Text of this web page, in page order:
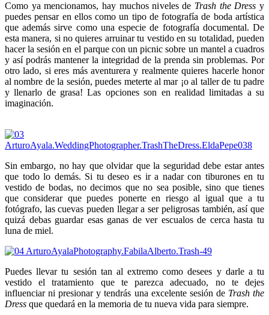
Como ya mencionamos, hay muchos niveles de Trash the Dress y
puedes pensar en ellos como un tipo de fotografía de boda artística
que además sirve como una especie de fotografía documental. De
esta manera, si no quieres arruinar tu vestido en su totalidad, pueden
hacer la sesión en el parque con un picnic sobre un mantel a cuadros
y así podrás mantener la integridad de la prenda sin problemas. Por
otro lado, si eres más aventurera y realmente quieres hacerle honor
al nombre de la sesión, puedes meterte al mar ¡o al taller de tu padre
y llenarlo de grasa! Las opciones son en realidad limitadas a su
imaginación.
Sin embargo, no hay que olvidar que la seguridad debe estar antes
que todo lo demás. Si tu deseo es ir a nadar con tiburones en tu
vestido de bodas, no decimos que no sea posible, sino que tienes
que considerar que puedes ponerte en riesgo al igual que a tu
fotógrafo, las cuevas pueden llegar a ser peligrosas también, así que
quizá debas guardar esas ganas de ver escualos de cerca hasta tu
luna de miel.
Puedes llevar tu sesión tan al extremo como desees y darle a tu
vestido el tratamiento que te parezca adecuado, no te dejes
influenciar ni presionar y tendrás una excelente sesión de Trash the
Dress que quedará en la memoria de tu nueva vida para siempre.